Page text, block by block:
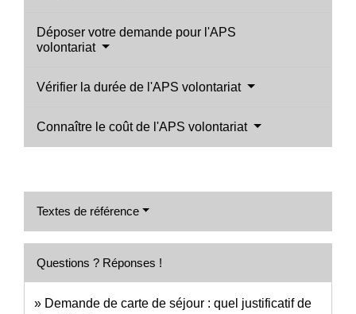
Déposer votre demande pour l'APS
volontariat
Vérifier la durée de l'APS volontariat
Connaître le coût de l'APS volontariat
Textes de référence
Questions ? Réponses !
Demande de carte de séjour : quel justificatif de